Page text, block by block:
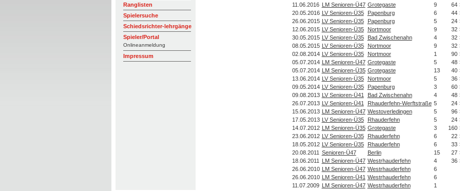
Ranglisten
Spielersuche
Schiedsrichter-lehrgänge
Spieler/Portal
Onlineanmeldung
Impressum
11.06.2016 LM Senioren-Ü47 Grotegaste 9 64
20.05.2016 LV Senioren-Ü35 Papenburg 6 44
26.06.2015 LV Senioren-Ü35 Papenburg 5 24
12.06.2015 LV Senioren-Ü35 Nortmoor 9 32
30.05.2015 LV Senioren-Ü35 Bad Zwischenahn 4 32
08.05.2015 LV Senioren-Ü35 Nortmoor 9 32
02.08.2014 LV Senioren-Ü35 Nortmoor 1 90
05.07.2014 LM Senioren-Ü47 Grotegaste 5 48
05.07.2014 LM Senioren-Ü35 Grotegaste 13 40
13.06.2014 LV Senioren-Ü35 Nortmoor 5 36
09.05.2014 LV Senioren-Ü35 Papenburg 3 60
09.08.2013 LV Senioren-Ü41 Bad Zwischenahn 4 48
26.07.2013 LV Senioren-Ü41 Rhauderfehn-Werftstraße 5 24
15.06.2013 LM Senioren-Ü47 Westoverledingen 5 96
17.05.2013 LV Senioren-Ü35 Rhauderfehn 5 24
14.07.2012 LM Senioren-Ü35 Grotegaste 3 160
23.06.2012 LV Senioren-Ü35 Rhauderfehn 6 22
18.05.2012 LV Senioren-Ü35 Rhauderfehn 6 33
20.08.2011 Senioren-Ü47 Berlin 15 27
18.06.2011
LM Senioren-Ü47 Westrhauderfehn 4 36
26.06.2010 LM Senioren-Ü47 Westrhauderfehn
6
26.06.2010 LM Senioren-Ü41 Westrhauderfehn
6
11.07.2009 LM Senioren-Ü47 Westrhauderfehn 1